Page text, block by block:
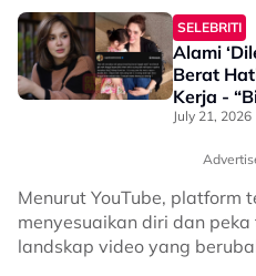
SELEBRITI
Alami
Berat
Kerja -
Nak
July 21, 2026
Menurut YouTube, platform
menyesuaikan diri dan
landskap video yang